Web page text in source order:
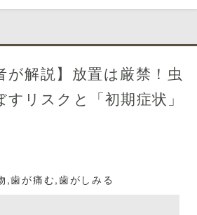
質」は酸に強いですが、歯茎が下
質（ぞうげしつ）」はエナメル質
かなく、非常に酸に弱いです。
根元にできる「根面虫歯」の有病
にくく、虫歯になりやすい危険地
が解説】放置は厳禁！虫
リスクと「初期症状」
,歯が痛む,歯がしみる